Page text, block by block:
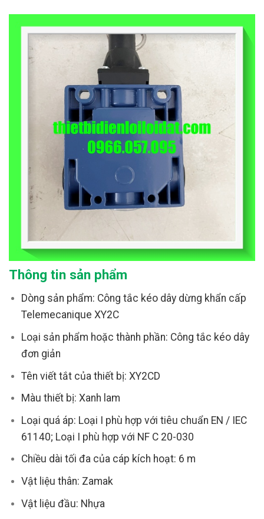
Thông tin sản phẩm
Dòng sản phẩm: Công tắc kéo dây dừng khẩn cấp
Telemecanique XY2C
Loại sản phẩm hoặc thành phần: Công tắc kéo dây
đơn giản
Tên viết tắt của thiết bị: XY2CD
Màu thiết bị: Xanh lam
Loại quá áp: Loại I phù hợp với tiêu chuẩn EN / IEC
61140; Loại I phù hợp với NF C 20-030
Chiều dài tối đa của cáp kích hoạt: 6 m
Vật liệu thân: Zamak
Vật liệu đầu: Nhựa